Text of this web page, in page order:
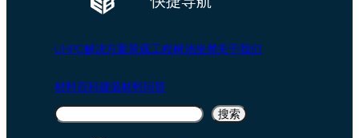
UHPC解决方案景观工程树池坐凳关于我们
材料百科建装材料问答
搜
索
搜索